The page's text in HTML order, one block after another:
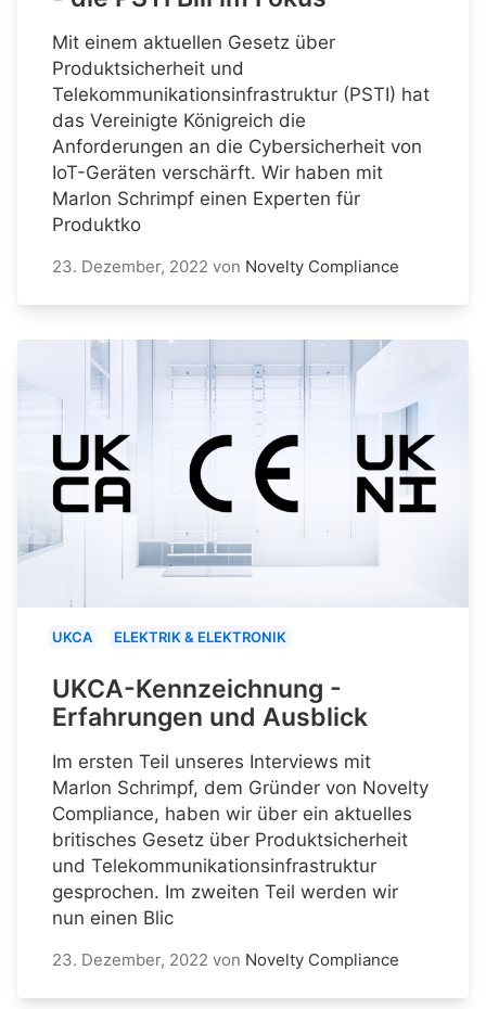
Mit einem aktuellen Gesetz über
Produktsicherheit und
Telekommunikationsinfrastruktur (PSTI) hat
das Vereinigte Königreich die
Anforderungen an die Cybersicherheit von
IoT-Geräten verschärft. Wir haben mit
Marlon Schrimpf einen Experten für
Produktko
23. Dezember, 2022 von Novelty Compliance
UKCA ELEKTRIK & ELEKTRONIK
UKCA-Kennzeichnung -
Erfahrungen und Ausblick
Im ersten Teil unseres Interviews mit
Marlon Schrimpf, dem Gründer von Novelty
Compliance, haben wir über ein aktuelles
britisches Gesetz über Produktsicherheit
und Telekommunikationsinfrastruktur
gesprochen. Im zweiten Teil werden wir
nun einen Blic
23. Dezember, 2022 von Novelty Compliance